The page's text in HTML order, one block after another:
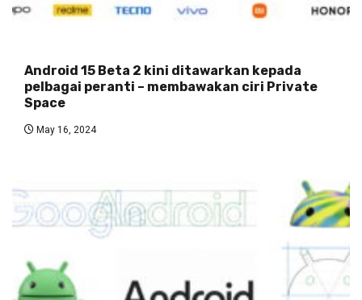
Android 15 Beta 2 kini ditawarkan kepada
pelbagai peranti – membawakan ciri Private
Space
May 16, 2024